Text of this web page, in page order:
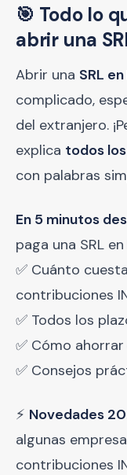
🎯 Todo lo
abrir una
Abrir una SRL
complicado,
del extranjero.
explica todos
con palabras
En 5 minutos
paga una SRL
✅ Cuánto
contribuciones
✅ Todos los
✅ Cómo
✅ Consejos
⚡ Novedades
algunas
contribuciones